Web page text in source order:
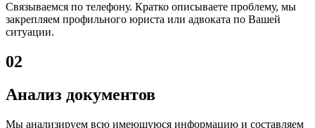
Связываемся по телефону. Кратко описываете проблему, мы
закрепляем профильного юриста или адвоката по Вашей
ситуации.
02
Анализ документов
Мы анализируем всю имеющуюся информацию и составляем